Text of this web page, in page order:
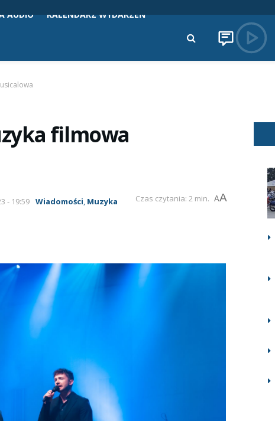
AUDIO KALENDARZ WYDARZEŃ
filmowa
- 19:59 Wiadomości, Muzyka Czas czytania: 2 min. AA